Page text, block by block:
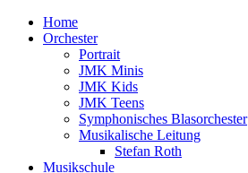
Home
Orchester
Portrait
JMK Minis
JMK Kids
JMK Teens
Symphonisches Blasorchester
Musikalische Leitung
Stefan Roth
Musikschule